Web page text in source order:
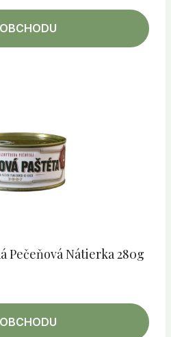
Pečeňová Nátierka 280g